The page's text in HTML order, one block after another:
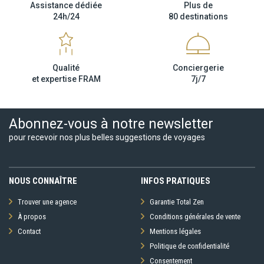
préavis
nous vous invitons à consulter avant votre départ les sites Internet
suivants afin de prendre connaissance des éventuelles
restrictions, obligations ou tout simplement des informations
relatives à votre destination.
Ministère de la Santé,href="http://www.invs.sante.fr"
rel="nofollow" target="_blank">Institut de veille sanitaire,
href="http://www.meteofrance.com" rel="nofollow"
href="http://www.diplomatie.gouv.fr/fr/conseils-aux-
voyageurs/conseils-par-pays/" rel="nofollow"
href="https://www.service-
public.fr/particuliers/vosdroits/F32833" rel="nofollow"
target="_blank">Documents légaux pour la sortie du territoire.
Assistance dédiée
24h/24
Plus de
80 destinations
Qualité
et expertise FRAM
Conciergerie
7j/7
Abonnez-vous à notre newsletter
pour recevoir nos plus belles suggestions de voyages
NOUS CONNAÎTRE
Trouver une agence
À propos
Contact
INFOS PRATIQUES
Garantie Total Zen
Conditions générales de vente
Mentions légales
Politique de confidentialité
Consentement